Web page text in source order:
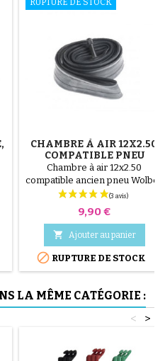
CHAMBRE À AIR 12X2.50
COMPATIBLE PNEU
ANCIEN WOLBER ET
MICHELIN
Chambre à air 12x2.50
compatible ancien pneu Wolber
et Michelin 300x55 ou 350x55
compatible avec des
poussettes
Prix
9,90 €
 Ajouter au panier
 RUPTURE DE STOCK
LA MÊME CATÉGORIE :
>
<